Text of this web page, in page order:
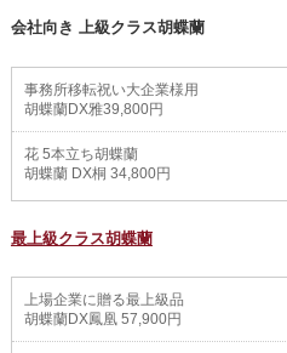
会社向き 上級クラス胡蝶蘭
事務所移転祝い大企業様用
胡蝶蘭DX雅39,800円
花 5本立ち胡蝶蘭
胡蝶蘭 DX桐 34,800円
最上級クラス胡蝶蘭
上場企業に贈る最上級品
胡蝶蘭DX鳳凰 57,900円